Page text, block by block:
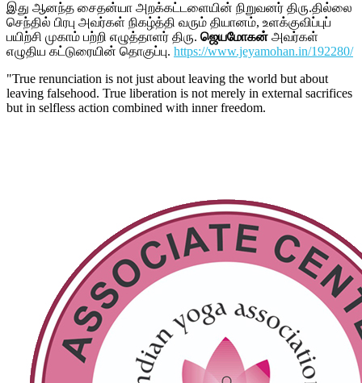
இது ஆனந்த சைதன்யா அறக்கட்டளையின் நிறுவனர் திரு.தில்லை
செந்தில் பிரபு அவர்கள் நிகழ்த்தி வரும் தியானம், உளக்குவிப்புப்
பயிற்சி முகாம் பற்றி எழுத்தாளர் திரு. ஜெயமோகன் அவர்கள்
எழுதிய கட்டுரையின் தொகுப்பு. https://www.jeyamohan.in/192280/
"True renunciation is not just about leaving the world but about
leaving falsehood. True liberation is not merely in external sacrifices
but in selfless action combined with inner freedom.